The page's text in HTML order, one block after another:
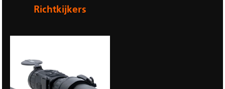
Richtkijkers